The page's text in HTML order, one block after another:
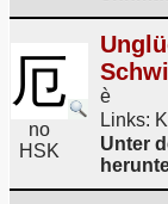
厄
no
HSK
è
Links:
Unter